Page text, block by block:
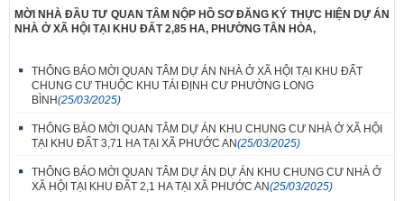
MỜI NHÀ ĐẦU TƯ QUAN TÂM NỘP HỒ SƠ ĐĂNG KÝ THỰC HIỆN DỰ ÁN
NHÀ Ở XÃ HỘI TẠI KHU ĐẤT 2,85 HA, PHƯỜNG TÂN HÒA,
THÔNG BÁO MỜI QUAN TÂM DỰ ÁN NHÀ Ở XÃ HỘI TẠI KHU ĐẤT
CHUNG CƯ THUỘC KHU TÁI ĐỊNH CƯ PHƯỜNG LONG
BÌNH(25/03/2025)
THÔNG BÁO MỜI QUAN TÂM DỰ ÁN KHU CHUNG CƯ NHÀ Ở XÃ HỘI
TẠI KHU ĐẤT 3,71 HA TẠI XÃ PHƯỚC AN(25/03/2025)
THÔNG BÁO MỜI QUAN TÂM DỰ ÁN DỰ ÁN KHU CHUNG CƯ NHÀ Ở
XÃ HỘI TẠI KHU ĐẤT 2,1 HA TẠI XÃ PHƯỚC AN(25/03/2025)